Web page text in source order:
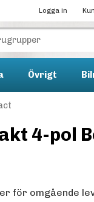
Logga in
Övrigt
4-pol
för omgående